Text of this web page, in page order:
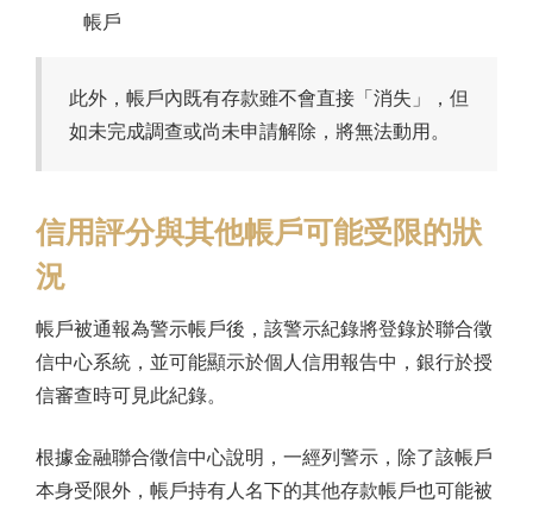
帳戶
此外，帳戶內既有存款雖不會直接「消失」，但
如未完成調查或尚未申請解除，將無法動用。
信用評分與其他帳戶可能受限的狀
況
帳戶被通報為警示帳戶後，該警示紀錄將登錄於聯合徵
信中心系統，並可能顯示於個人信用報告中，銀行於授
信審查時可見此紀錄。
根據金融聯合徵信中心說明，一經列警示，除了該帳戶
本身受限外，帳戶持有人名下的其他存款帳戶也可能被